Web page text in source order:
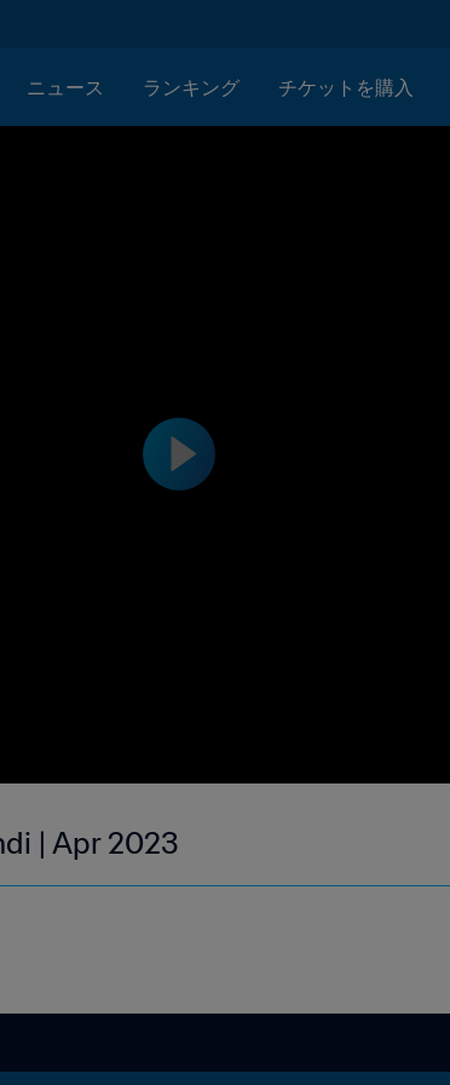
ニュース ランキング チケットを購入
| Apr 2023